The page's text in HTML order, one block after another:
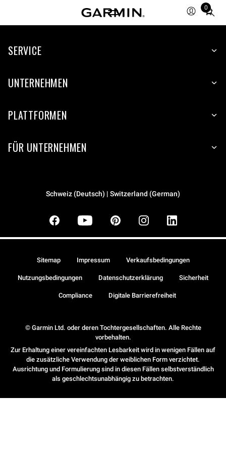
0
Total
items
cart:
SERVICE
UNTERNEHMEN
PLATTFORMEN
FÜR UNTERNEHMEN
Schweiz (Deutsch) | Switzerland (German)
© Garmin Ltd. oder deren Tochtergesellschaften. Alle Rechte
vorbehalten.
Zur Erhaltung einer vereinfachten Lesbarkeit wird in wenigen Fällen auf
die zusätzliche Verwendung der weiblichen Form verzichtet.
Ausrichtung und Formulierung sind in diesen Fällen selbstverständlich
als geschlechtsunabhängig zu betrachten.
Sitemap Impressum Verkaufsbedingungen
Nutzungsbedingungen Datenschutzerklärung Sicherheit
Compliance Digitale Barrierefreiheit